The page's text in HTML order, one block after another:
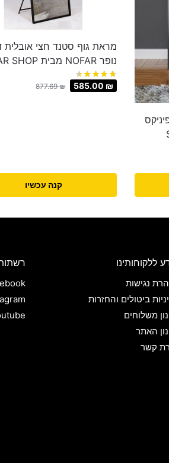
מראת גוף סטנד חצי אובלית
נופר NOFAR מבית STAR SHOP
877.69₪ 585.00 ₪
קנה עכשיו
ללקוחותינו
נגישות
ביטולים והחזרות
משלוחים
האתר
קשר